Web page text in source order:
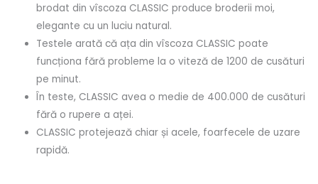
brodat din vîscoza CLASSIC produce broderii moi,
elegante cu un luciu natural.
Testele arată că ața din vîscoza CLASSIC poate
funcționa fără probleme la o viteză de 1200 de cusături
pe minut.
În teste, CLASSIC avea o medie de 400.000 de cusături
fără o rupere a aței.
CLASSIC protejează chiar și acele, foarfecele de uzare
rapidă.